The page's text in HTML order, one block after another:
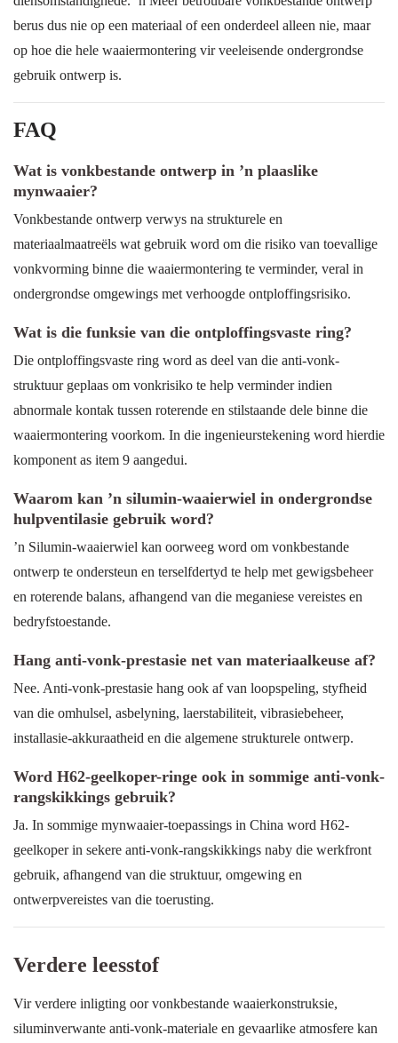
berus dus nie op een materiaal of een onderdeel alleen nie, maar
op hoe die hele waaiermontering vir veeleisende ondergrondse
gebruik ontwerp is.
FAQ
Wat is vonkbestande ontwerp in ’n plaaslike
mynwaaier?
Vonkbestande ontwerp verwys na strukturele en
materiaalmaatreëls wat gebruik word om die risiko van toevallige
vonkvorming binne die waaiermontering te verminder, veral in
ondergrondse omgewings met verhoogde ontploffingsrisiko.
Wat is die funksie van die ontploffingsvaste ring?
Die ontploffingsvaste ring word as deel van die anti-vonk-
struktuur geplaas om vonkrisiko te help verminder indien
abnormale kontak tussen roterende en stilstaande dele binne die
waaiermontering voorkom. In die ingenieurstekening word hierdie
komponent as item 9 aangedui.
Waarom kan ’n silumin-waaierwiel in ondergrondse
hulpventilasie gebruik word?
’n Silumin-waaierwiel kan oorweeg word om vonkbestande
ontwerp te ondersteun en terselfdertyd te help met gewigsbeheer
en roterende balans, afhangend van die meganiese vereistes en
bedryfstoestande.
Hang anti-vonk-prestasie net van materiaalkeuse af?
Nee. Anti-vonk-prestasie hang ook af van loopspeling, styfheid
van die omhulsel, asbelyning, laerstabiliteit, vibrasiebeheer,
installasie-akkuraatheid en die algemene strukturele ontwerp.
Word H62-geelkoper-ringe ook in sommige anti-vonk-
rangskikkings gebruik?
Ja. In sommige mynwaaier-toepassings in China word H62-
geelkoper in sekere anti-vonk-rangskikkings naby die werkfront
gebruik, afhangend van die struktuur, omgewing en
ontwerpvereistes van die toerusting.
Verdere leesstof
Vir verdere inligting oor vonkbestande waaierkonstruksie,
siluminverwante anti-vonk-materiale en gevaarlike atmosfere kan